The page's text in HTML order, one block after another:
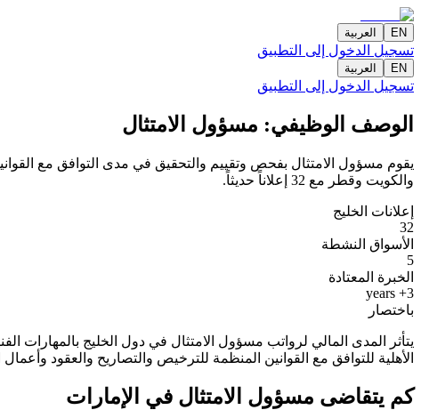
EN العربية
تسجيل الدخول إلى التطبيق
EN العربية
تسجيل الدخول إلى التطبيق
الوصف الوظيفي: مسؤول الامتثال
يقوم مسؤول الامتثال بفحص وتقييم والتحقيق في مدى التوافق مع
والكويت وقطر مع 32 إعلاناً حديثاً.
إعلانات الخليج
32
الأسواق النشطة
5
الخبرة المعتادة
3+ years
باختصار
الأهلية للتوافق مع القوانين المنظمة للترخيص والتصاريح والعقود
كم يتقاضى مسؤول الامتثال في الإمارات